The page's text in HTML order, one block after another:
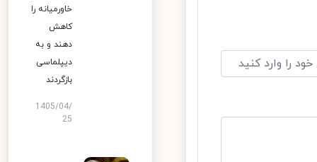
خاورمیانه را
کاهش
دهند و به
دیپلماسی
بازگردند
1405/04/
25